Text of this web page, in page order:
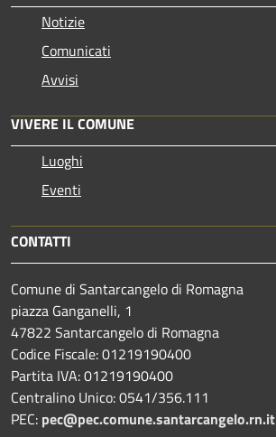
Notizie
Comunicati
Avvisi
VIVERE IL COMUNE
Luoghi
Eventi
CONTATTI
Comune di Santarcangelo di Romagna
piazza Ganganelli, 1
47822 Santarcangelo di Romagna
Codice Fiscale: 01219190400
Partita IVA: 01219190400
Centralino Unico: 0541/356.111
PEC: pec@pec.comune.santarcangelo.rn.it